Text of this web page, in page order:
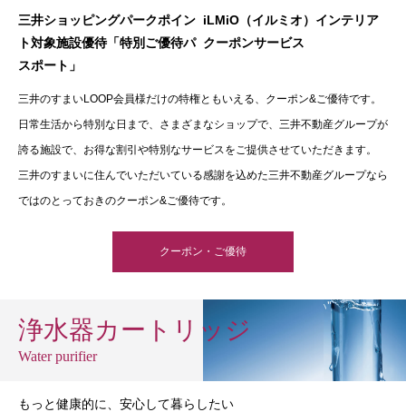
三井ショッピングパークポイン
ト対象施設優待「特別ご優待パ
スポート」
iLMiO（イルミオ）インテリア
クーポンサービス
三井のすまいLOOP会員様だけの特権ともいえる、クーポン&ご優待です。
日常生活から特別な日まで、さまざまなショップで、三井不動産グループが
誇る施設で、お得な割引や特別なサービスをご提供させていただきます。
三井のすまいに住んでいただいている感謝を込めた三井不動産グループなら
ではのとっておきのクーポン&ご優待です。
クーポン・ご優待
浄水器カートリッジ
Water purifier
もっと健康的に、安心して暮らしたい